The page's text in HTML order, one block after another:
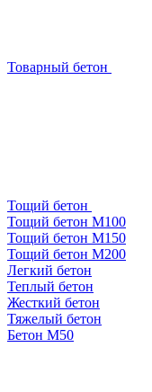
Товарный бетон
Тощий бетон
Тощий бетон М100
Тощий бетон М150
Тощий бетон М200
Легкий бетон
Теплый бетон
Жесткий бетон
Тяжелый бетон
Бетон М50